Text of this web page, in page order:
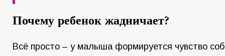
Почему ребенок жадничает?
Всё просто – у малыша формируется чувство